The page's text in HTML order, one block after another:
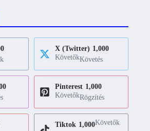
X (Twitter) 1,000
KövetőkKövetés
Pinterest 1,000
KövetőkRögzítés
Tiktok 1,000Követők